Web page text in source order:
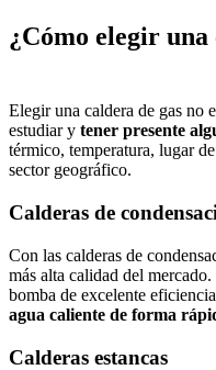
¿Cómo elegir una
Elegir una caldera de gas no
estudiar y tener presente
térmico, temperatura, lugar
sector geográfico.
Calderas de
Con las calderas de
más alta calidad del
bomba de excelente
agua caliente de forma
Calderas estancas